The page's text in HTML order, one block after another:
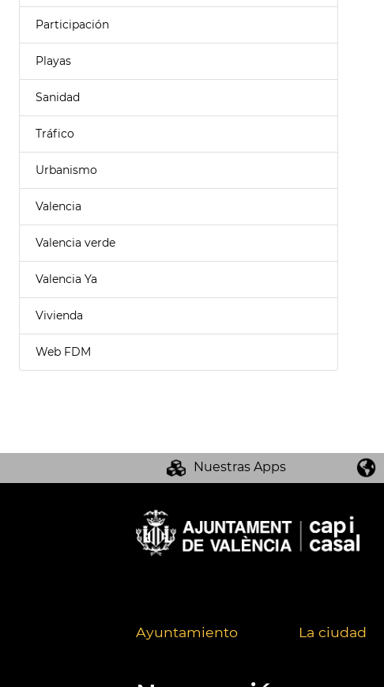
Participación
Playas
Sanidad
Tráfico
Urbanismo
Valencia
Valencia verde
Valencia Ya
Vivienda
Web FDM
Nuestras Apps
Ayuntamiento La ciudad